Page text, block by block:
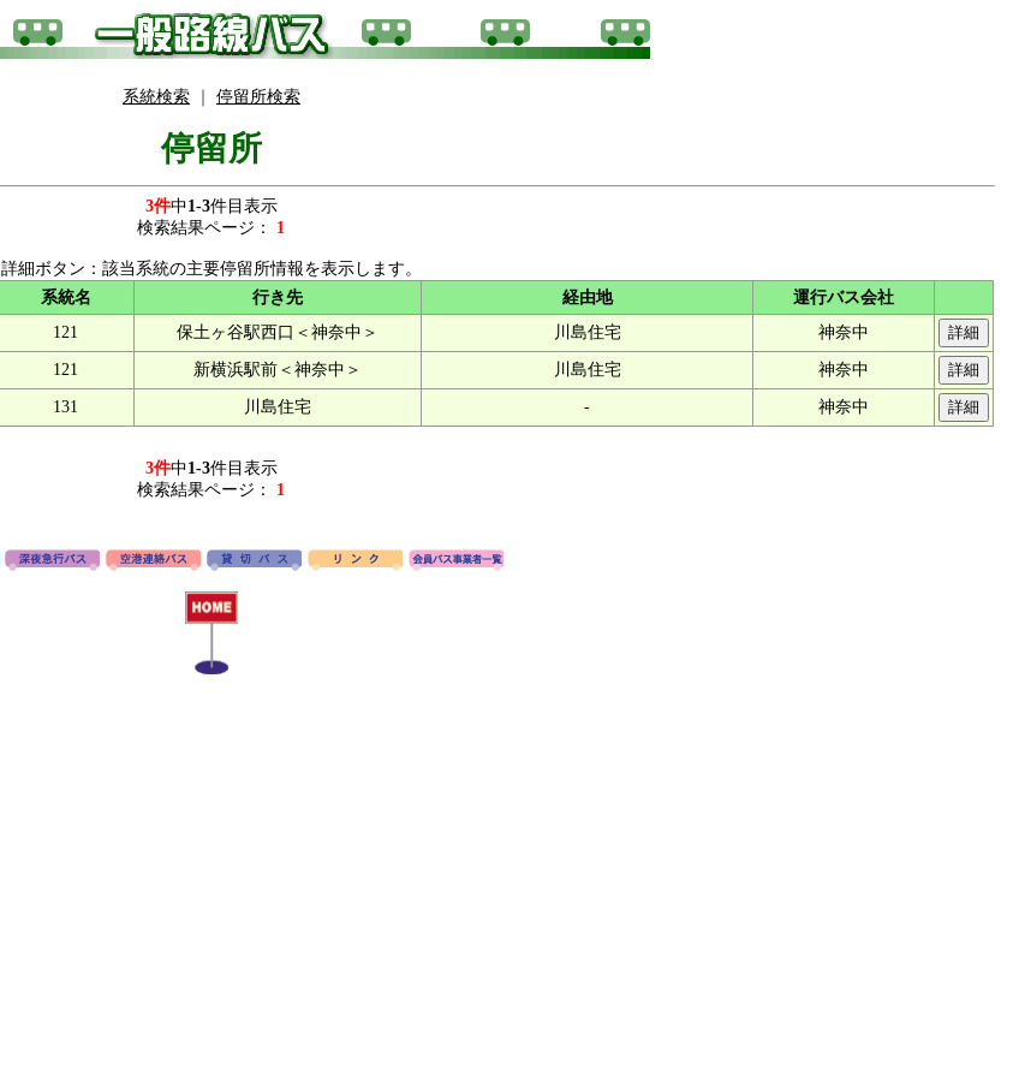
系統検索 停留所検索
停留所
3件中1-3件目表示
検索結果ページ：
1
詳細ボタン：該当系統の主要停留所情報を表示します。
系統名 行き先 経由地
運行バス会社
121 保土ヶ谷駅西口＜神奈中＞ 川島住宅 神奈中
121 新横浜駅前＜神奈中＞ 川島住宅 神奈中
131 川島住宅 - 神奈中
3件中1-3件目表示
検索結果ページ：
1